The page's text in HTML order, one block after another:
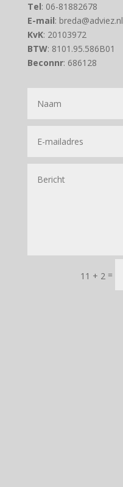
Tel: 06-81882678
E-mail: breda@adviez.nl
KvK: 20103972
BTW: 8101.95.586B01
Beconnr: 686128
11 + 2 =